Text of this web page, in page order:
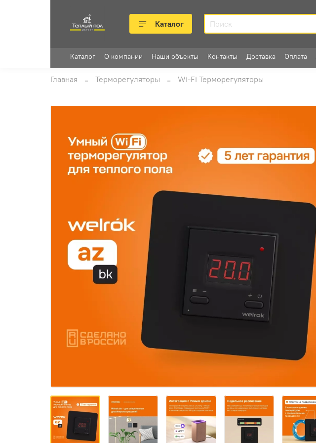
Каталог
Каталог О компании Наши объекты Контакты Доставка Оплата
Главная Терморегуляторы Wi-Fi Терморегуляторы